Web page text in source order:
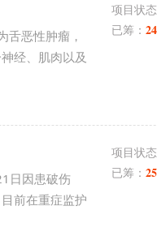
舌恶性肿瘤，
经、肌肉以及
项目状
已筹：
日因患破伤
前在重症监护
项目状
已筹：